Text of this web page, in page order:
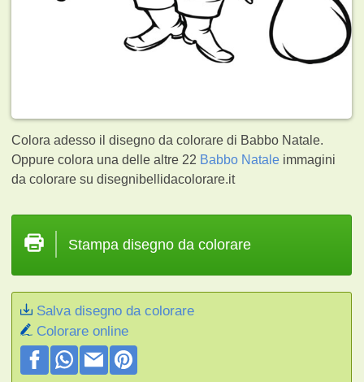
Colora adesso il disegno da colorare di Babbo Natale.
Oppure colora una delle altre 22 Babbo Natale immagini
da colorare su disegnibellidacolorare.it
Stampa disegno da colorare
Salva disegno da colorare
Colorare online